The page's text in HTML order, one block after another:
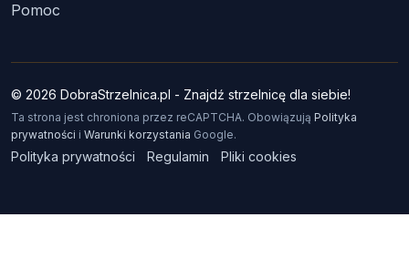
Pomoc
© 2026 DobraStrzelnica.pl - Znajdź strzelnicę dla siebie!
Ta strona jest chroniona przez reCAPTCHA. Obowiązują Polityka
prywatności i Warunki korzystania Google.
Polityka prywatności Regulamin Pliki cookies